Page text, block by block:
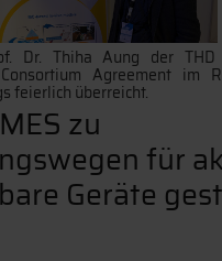
Dr. Thiha Aung der
Agreement im
feierlich überreicht.
zu
für
Geräte